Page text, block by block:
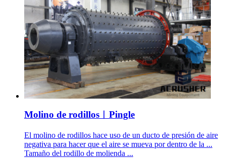
Molino de rodillos︱Pingle
El molino de rodillos hace uso de un ducto de presión de aire
negativa para hacer que el aire se mueva por dentro de la ...
Tamaño del rodillo de molienda ...